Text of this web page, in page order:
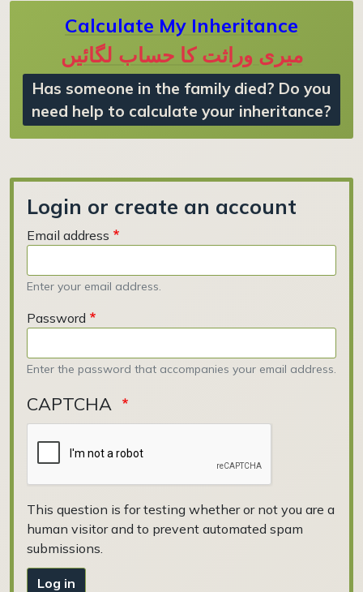
Calculate My Inheritance
میری وراثت کا حساب لگائیں
Has someone in the family died? Do you
need help to calculate your inheritance?
Login or create an account
Email address
Enter your email address.
Password
Enter the password that accompanies your email address.
CAPTCHA
This question is for testing whether or not you are a
human visitor and to prevent automated spam
submissions.
Log in